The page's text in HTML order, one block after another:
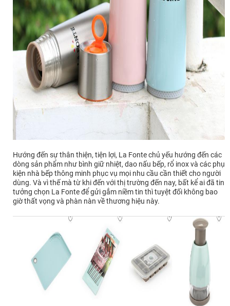
Hướng đến sự thân thiện, tiện lợi, La Fonte chủ yếu hướng đến các
dòng sản phẩm như bình giữ nhiệt, dao nấu bếp, rổ inox và các phụ
kiện nhà bếp thông minh phục vụ mọi nhu cầu cần thiết cho người
dùng. Và vì thế mà từ khi đến với thị trường đến nay, bất kể ai đã tin
tưởng chọn La Fonte để gửi gắm niềm tin thì tuyệt đối không bao
giờ thất vọng và phàn nàn về thương hiệu này.